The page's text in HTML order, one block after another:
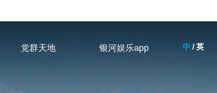
党群天地 银河娱乐app 中 /英